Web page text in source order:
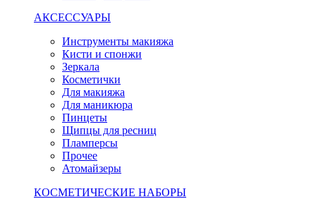
АКСЕССУАРЫ
Инструменты макияжа
Кисти и спонжи
Зеркала
Косметички
Для макияжа
Для маникюра
Пинцеты
Щипцы для ресниц
Пламперсы
Прочее
Атомайзеры
КОСМЕТИЧЕСКИЕ НАБОРЫ